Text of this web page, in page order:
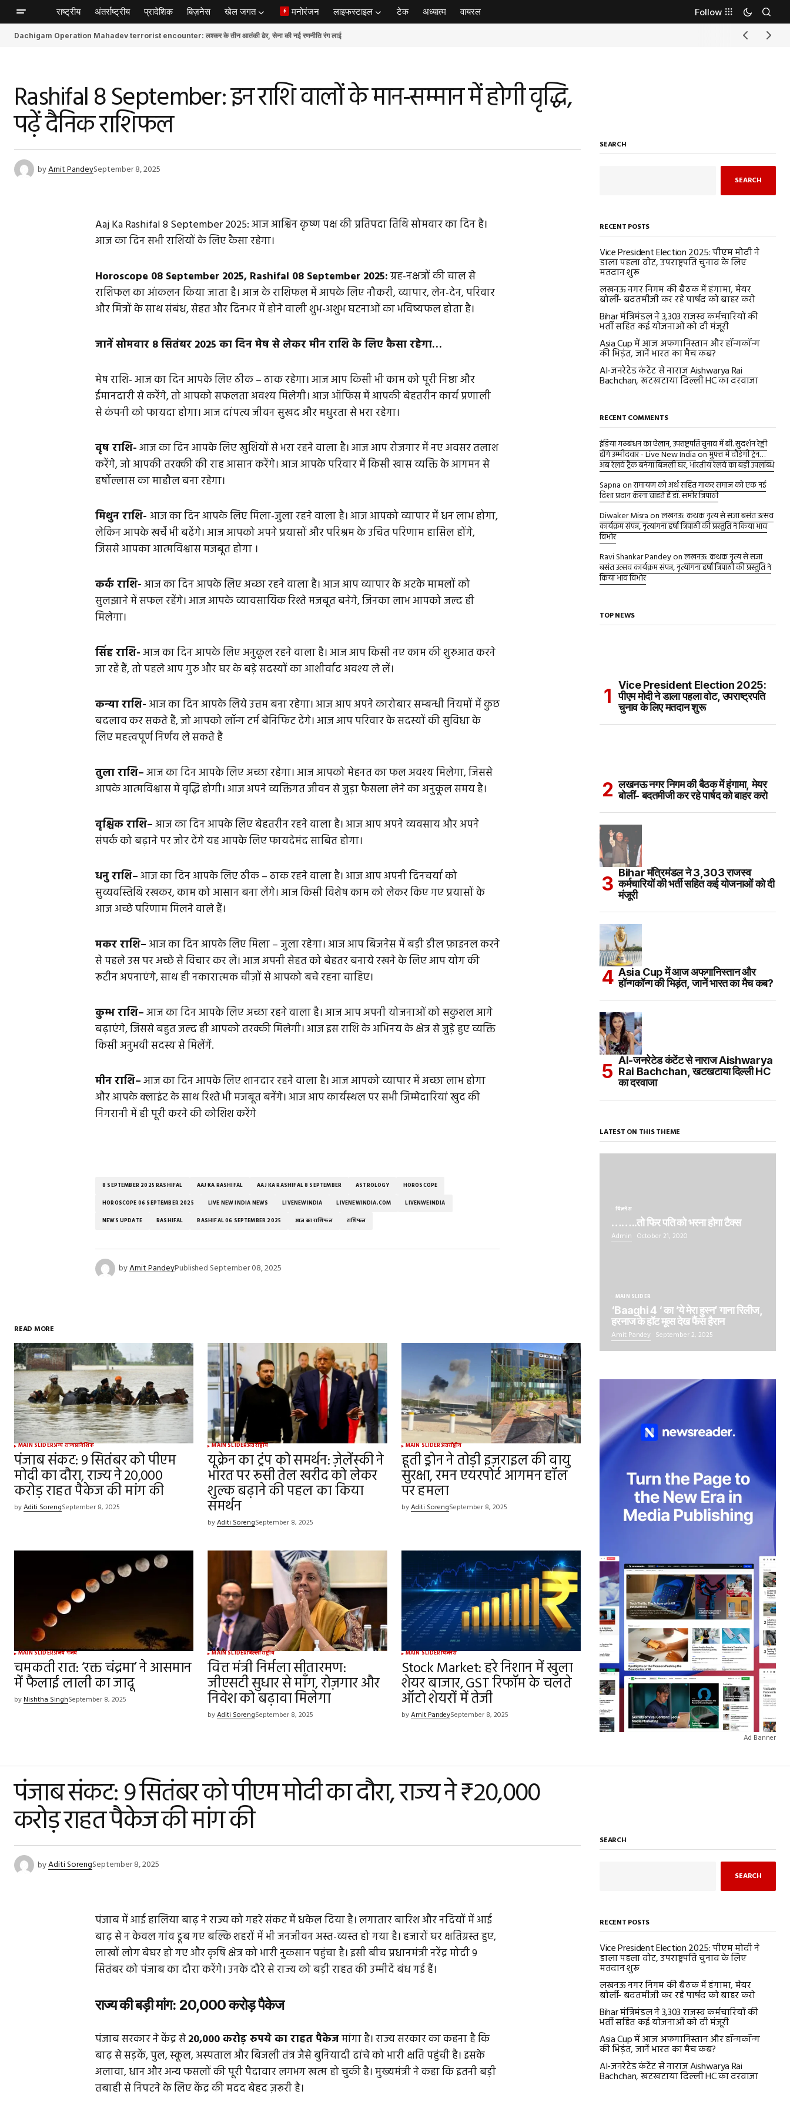
राष्ट्रीय अंतर्राष्ट्रीय प्रादेशिक बिज़नेस खेल जगत मनोरंजन लाइफस्टाइल टेक अध्यात्म वायरल Follow
Dachigam Operation Mahadev terrorist encounter: लश्कर के तीन आतंकी ढेर, सेना की नई रणनीति रंग लाई
Rashifal 8 September: इन राशि वालों के मान-सम्मान में होगी वृद्धि,
पढ़ें दैनिक राशिफल
byAmit PandeySeptember 8, 2025
Aaj Ka Rashifal 8 September 2025: आज आश्विन कृष्ण पक्ष की प्रतिपदा तिथि सोमवार का दिन है।
आज का दिन सभी राशियों के लिए कैसा रहेगा।
Horoscope 08 September 2025, Rashifal 08 September 2025:ग्रह-नक्षत्रों की चाल से
राशिफल का आंकलन किया जाता है। आज के राशिफल में आपके लिए नौकरी, व्यापार, लेन-देन, परिवार
और मित्रों के साथ संबंध, सेहत और दिनभर में होने वाली शुभ-अशुभ घटनाओं का भविष्यफल होता है।
जानें सोमवार 8 सितंबर 2025 का दिन मेष से लेकर मीन राशि के लिए कैसा रहेगा…
मेष राशि- आज का दिन आपके लिए ठीक – ठाक रहेगा। आज आप किसी भी काम को पूरी निष्ठा और
ईमानदारी से करेंगे, तो आपको सफलता अवश्य मिलेगी। आज ऑफिस में आपकी बेहतरीन कार्य प्रणाली
से कंपनी को फायदा होगा। आज दांपत्य जीवन सुखद और मधुरता से भरा रहेगा।
वृष राशि-आज का दिन आपके लिए खुशियों से भरा रहने वाला है। आज आप रोजगार में नए अवसर तलाश
करेंगे, जो आपकी तरक्की की राह आसान करेंगे। आज आपके परिवार में किसी खास व्यक्ति के आगमन से
हर्षोल्लास का माहौल बना रहेगा।
मिथुन राशि- आज का दिन आपके लिए मिला-जुला रहने वाला है। आज आपको व्यापार में धन लाभ होगा,
लेकिन आपके खर्चे भी बढेंगे। आज आपको अपने प्रयासों और परिश्रम के उचित परिणाम हासिल होंगे,
जिससे आपका आत्मविश्वास मजबूत होगा ।
कर्क राशि-आज का दिन आपके लिए अच्छा रहने वाला है। आज आप व्यापार के अटके मामलों को
सुलझाने में सफल रहेंगे। आज आपके व्यावसायिक रिश्ते मजबूत बनेगे, जिनका लाभ आपको जल्द ही
मिलेगा।
सिंह राशि-आज का दिन आपके लिए अनुकूल रहने वाला है। आज आप किसी नए काम की शुरुआत करने
जा रहें हैं, तो पहले आप गुरु और घर के बड़े सदस्यों का आशीर्वाद अवश्य ले लें।
कन्या राशि-आज का दिन आपके लिये उत्तम बना रहेगा। आज आप अपने कारोबार सम्बन्धी नियमों में कुछ
बदलाव कर सकते हैं, जो आपको लॉन्ग टर्म बेनिफिट देंगे। आज आप परिवार के सदस्यों की सुविधा के
लिए महत्वपूर्ण निर्णय ले सकते हैं
तुला राशि–आज का दिन आपके लिए अच्छा रहेगा। आज आपको मेहनत का फल अवश्य मिलेगा, जिससे
आपके आत्मविश्वास में वृद्धि होगी। आज अपने व्यक्तिगत जीवन से जुड़ा फैसला लेने का अनुकूल समय है।
वृश्चिक राशि–आज का दिन आपके लिए बेहतरीन रहने वाला है। आज आप अपने व्यवसाय और अपने
संपर्क को बढ़ाने पर जोर देंगे यह आपके लिए फायदेमंद साबित होगा।
धनु राशि–आज का दिन आपके लिए ठीक – ठाक रहने वाला है। आज आप अपनी दिनचर्या को
सुव्यवस्तिथि रखकर, काम को आसान बना लेंगे। आज किसी विशेष काम को लेकर किए गए प्रयासों के
आज अच्छे परिणाम मिलने वाले हैं।
मकर राशि–आज का दिन आपके लिए मिला – जुला रहेगा। आज आप बिजनेस में बड़ी डील फ़ाइनल करने
से पहले उस पर अच्छे से विचार कर लें। आज अपनी सेहत को बेहतर बनाये रखने के लिए आप योग की
रूटीन अपनाएंगे, साथ ही नकारात्मक चीज़ों से आपको बचे रहना चाहिए।
कुम्भ राशि–आज का दिन आपके लिए अच्छा रहने वाला है। आज आप अपनी योजनाओं को सकुशल आगे
बढ़ाएंगे, जिससे बहुत जल्द ही आपको तरक्की मिलेगी। आज इस राशि के अभिनय के क्षेत्र से जुड़े हुए व्यक्ति
किसी अनुभवी सदस्य से मिलेंगें.
मीन राशि–आज का दिन आपके लिए शानदार रहने वाला है। आज आपको व्यापार में अच्छा लाभ होगा
और आपके क्लाइंट के साथ रिश्ते भी मजबूत बनेंगे। आज आप कार्यस्थल पर सभी जिम्मेदारियां खुद की
निगरानी में ही पूरी करने की कोशिश करेंगे
8 SEPTEMBER 2025 RASHIFAL AAJ KA RASHIFAL AAJ KA RASHIFAL 8 SEPTEMBER ASTROLOGY HOROSCOPE
HOROSCOPE 06 SEPTEMBER 2025 LIVE NEW INDIA NEWS LIVENEWINDIA LIVENEWINDIA.COM LIVENWEINDIA
NEWS UPDATE RASHIFAL RASHIFAL 06 SEPTEMBER 2025 आज का राशिफल राशिफल
byAmit PandeyPublished September 08, 2025
READ MORE
MAIN SLIDERअन्य राज्यप्रादेशिक
पंजाब संकट: 9 सितंबर को पीएम
मोदी का दौरा, राज्य ने ₹20,000
करोड़ राहत पैकेज की मांग की
byAditi SorengSeptember 8, 2025
MAIN SLIDERअंतर्राष्ट्रीय
यूक्रेन का ट्रंप को समर्थन: ज़ेलेंस्की ने
भारत पर रूसी तेल खरीद को लेकर
शुल्क बढ़ाने की पहल का किया
समर्थन
byAditi SorengSeptember 8, 2025
MAIN SLIDERअंतर्राष्ट्रीय
हूती ड्रोन ने तोड़ी इज़राइल की वायु
सुरक्षा, रमन एयरपोर्ट आगमन हॉल
पर हमला
byAditi SorengSeptember 8, 2025
MAIN SLIDERअजब गजब
चमकती रात: ‘रक्त चंद्रमा’ ने आसमान
में फैलाई लाली का जादू
by Nishtha SinghSeptember 8, 2025
MAIN SLIDERदिल्लीराष्ट्रीय
वित्त मंत्री निर्मला सीतारमण:
जीएसटी सुधार से माँग, रोज़गार और
निवेश को बढ़ावा मिलेगा
byAditi SorengSeptember 8, 2025
MAIN SLIDERबिज़नेस
Stock Market: हरे निशान में खुला
शेयर बाजार, GST रिफॉम के चलते
ऑटो शेयरों में तेजी
byAmit PandeySeptember 8, 2025
SEARCH
SEARCH
RECENT POSTS
Vice President Election 2025: पीएम मोदी ने
डाला पहला वोट, उपराष्ट्रपति चुनाव के लिए
मतदान शुरू
लखनऊ नगर निगम की बैठक में हंगामा, मेयर
बोलीं- बदतमीजी कर रहे पार्षद को बाहर करो
Bihar मंत्रिमंडल ने 3,303 राजस्व कर्मचारियों की
भर्ती सहित कई योजनाओं को दी मंजूरी
Asia Cup में आज अफगानिस्तान और हॉन्गकॉन्ग
की भिड़ंत, जानें भारत का मैच कब?
AI-जनरेटेड कंटेंट से नाराज Aishwarya Rai
Bachchan, खटखटाया दिल्ली HC का दरवाजा
RECENT COMMENTS
इंडिया गठबंधन का ऐलान, उपराष्ट्रपति चुनाव में बी. सुदर्शन रेड्डी
होंगे उम्मीदवार - Live New Indiaonमुफ्त में दौड़ेगी ट्रेन…
अब रेलवे ट्रैक बनेगा बिजली घर, भारतीय रेलवे का बड़ी उपलब्धि
Sapnaonरामायण को अर्थ सहित गाकर समाज को एक नई
दिशा प्रदान करना चाहते हैं डॉ. समीर त्रिपाठी
Diwaker Misraonलखनऊ: कथक नृत्य से सजा बसंत उत्सव
कार्यक्रम संपन्न, नृत्यांगना हर्षा त्रिपाठी की प्रस्तुति ने किया भाव
विभोर
Ravi Shankar Pandeyonलखनऊ: कथक नृत्य से सजा
बसंत उत्सव कार्यक्रम संपन्न, नृत्यांगना हर्षा त्रिपाठी की प्रस्तुति ने
किया भाव विभोर
TOP NEWS
Vice President Election 2025:
पीएम मोदी ने डाला पहला वोट, उपराष्ट्रपति
चुनाव के लिए मतदान शुरू
लखनऊ नगर निगम की बैठक में हंगामा, मेयर
बोलीं- बदतमीजी कर रहे पार्षद को बाहर करो
Bihar मंत्रिमंडल ने 3,303 राजस्व
कर्मचारियों की भर्ती सहित कई योजनाओं को दी
मंजूरी
Asia Cup में आज अफगानिस्तान और
हॉन्गकॉन्ग की भिड़ंत, जानें भारत का मैच कब?
AI-जनरेटेड कंटेंट से नाराज Aishwarya
Rai Bachchan, खटखटाया दिल्ली HC
का दरवाजा
LATEST ON THIS THEME
बिज़नेस
……..तो फिर पति को भरना होगा टैक्स
Admin October 21, 2020
MAIN SLIDER
‘Baaghi 4 ‘ का ‘ये मेरा हुस्न’ गाना रिलीज,
हरनाज के हॉट मूव्स देख फैंस हैरान
Amit Pandey September 2, 2025
Ad Banner
पंजाब संकट: 9 सितंबर को पीएम मोदी का दौरा, राज्य ने ₹20,000
करोड़ राहत पैकेज की मांग की
byAditi SorengSeptember 8, 2025
पंजाब में आई हालिया बाढ़ ने राज्य को गहरे संकट में धकेल दिया है। लगातार बारिश और नदियों में आई
बाढ़ से न केवल गांव डूब गए बल्कि शहरों में भी जनजीवन अस्त-व्यस्त हो गया है। हजारों घर क्षतिग्रस्त हुए,
लाखों लोग बेघर हो गए और कृषि क्षेत्र को भारी नुकसान पहुंचा है। इसी बीच प्रधानमंत्री नरेंद्र मोदी 9
सितंबर को पंजाब का दौरा करेंगे। उनके दौरे से राज्य को बड़ी राहत की उम्मीदें बंध गई हैं।
राज्य की बड़ी मांग: ₹20,000 करोड़ पैकेज
पंजाब सरकार ने केंद्र से₹20,000 करोड़ रुपये का राहत पैकेजमांगा है। राज्य सरकार का कहना है कि
बाढ़ से सड़कें, पुल, स्कूल, अस्पताल और बिजली तंत्र जैसे बुनियादी ढांचे को भारी क्षति पहुंची है। इसके
अलावा, धान और अन्य फसलों की पूरी पैदावार लगभग खत्म हो चुकी है। मुख्यमंत्री ने कहा कि इतनी बड़ी
तबाही से निपटने के लिए केंद्र की मदद बेहद ज़रूरी है।
SEARCH
SEARCH
RECENT POSTS
Vice President Election 2025: पीएम मोदी ने
डाला पहला वोट, उपराष्ट्रपति चुनाव के लिए
मतदान शुरू
लखनऊ नगर निगम की बैठक में हंगामा, मेयर
बोलीं- बदतमीजी कर रहे पार्षद को बाहर करो
Bihar मंत्रिमंडल ने 3,303 राजस्व कर्मचारियों की
भर्ती सहित कई योजनाओं को दी मंजूरी
Asia Cup में आज अफगानिस्तान और हॉन्गकॉन्ग
की भिड़ंत, जानें भारत का मैच कब?
AI-जनरेटेड कंटेंट से नाराज Aishwarya Rai
Bachchan, खटखटाया दिल्ली HC का दरवाजा